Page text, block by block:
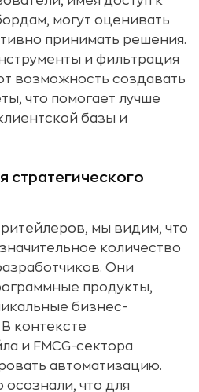
могут оценивать
принимать решения.
и фильтрация
возможность создавать
что помогает лучше
базы и
стратегического
мы видим, что
количество
Они
продукты,
бизнес-
контексте
и FMCG-сектора
автоматизацию.
что для